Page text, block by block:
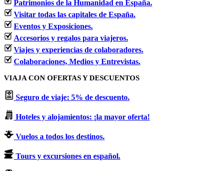
Patrimonios de la Humanidad en España.
Visitar todas las capitales de España.
Eventos y Exposiciones.
Accesorios y regalos para viajeros.
Viajes y experiencias de colaboradores.
Colaboraciones, Medios y Entrevistas.
VIAJA CON OFERTAS Y DESCUENTOS
Seguro de viaje: 5% de descuento.
Hoteles y alojamientos: ¡la mayor oferta!
Vuelos a todos los destinos.
Tours y excursiones en español.